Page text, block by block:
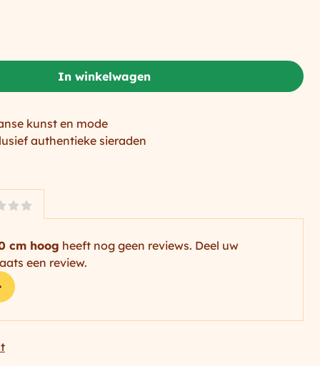
In winkelwagen
kunst en mode
authentieke sieraden
cm hoog heeft nog geen reviews. Deel uw
een review.